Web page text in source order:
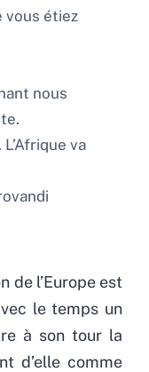
vous étiez
nous
va
de l’Europe est
le temps un
à son tour la
d’elle comme